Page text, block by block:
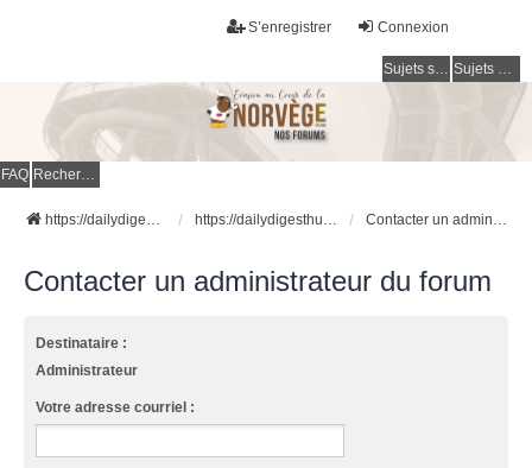
Connexion
S’enregistrer
Sujets sans réponse Sujets actifs
FAQ Rechercher
https://dailydigesthub.com https://dailydigesthub.com Contacter un administrateur du forum
Contacter un administrateur du forum
Destinataire :
Administrateur
Votre adresse courriel :